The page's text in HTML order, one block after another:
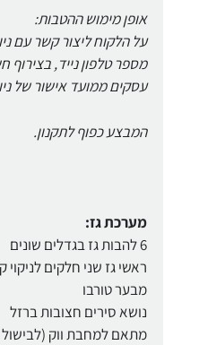
אופן מימוש ההטבות:
עסקים ממועד אישור של
המבצע כפוף לתקנון.
מערכת גז:
6 להבות גז בגדלים שונים
ראשי גז שני חלקים לניקוי
מבער טורבו
נושא סירים חצובות ברזל
מתאם למחבת ווק (לבישול